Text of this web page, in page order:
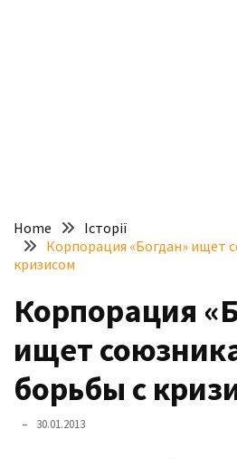
шукати
“як
злити
бензин”
Scania
представила
найсучасніші
Home
Історії
Корпорация «Богдан» ищет
кризисом
Корпорация
ищет
борьбы с
30.01.2013